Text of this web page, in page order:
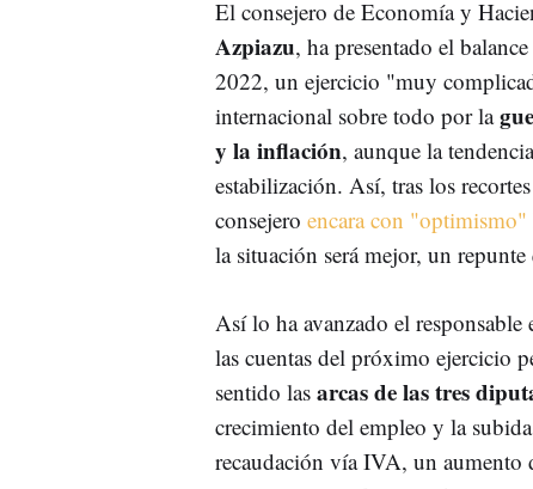
El consejero de Economía y
Azpiazu, ha presentado el
2022, un ejercicio "muy
internacional sobre todo por la
y la inflación, aunque la
estabilización. Así, tras los
consejero encara con
la situación será mejor, un
Así lo ha avanzado el
las cuentas del próximo ejercicio
sentido las arcas de las tres
crecimiento del empleo y la
recaudación vía IVA, un aumento